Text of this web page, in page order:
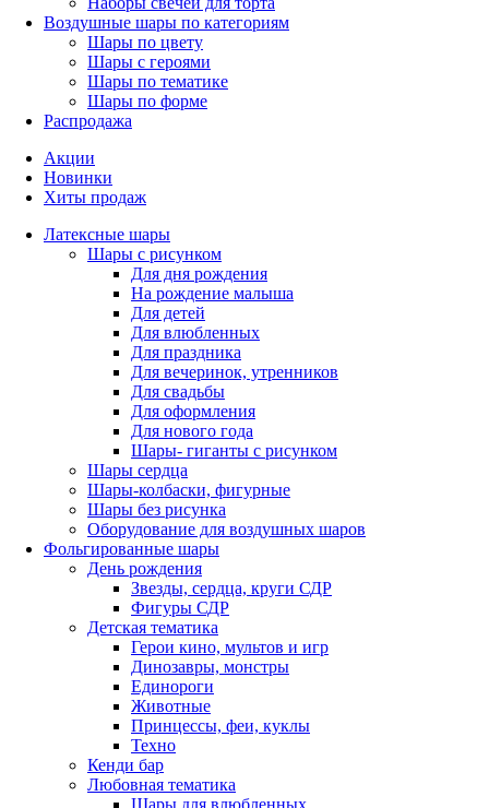
Воздушные шары по категориям
Шары по цвету
Шары с героями
Шары по тематике
Шары по форме
Распродажа
Акции
Новинки
Хиты продаж
Латексные шары
Шары с рисунком
Для дня рождения
На рождение малыша
Для детей
Для влюбленных
Для праздника
Для вечеринок, утренников
Для свадьбы
Для оформления
Для нового года
Шары- гиганты с рисунком
Шары сердца
Шары-колбаски, фигурные
Шары без рисунка
Оборудование для воздушных шаров
Фольгированные шары
День рождения
Звезды, сердца, круги СДР
Фигуры СДР
Детская тематика
Герои кино, мультов и игр
Динозавры, монстры
Единороги
Животные
Принцессы, феи, куклы
Техно
Кенди бар
Любовная тематика
Шары для влюбленных